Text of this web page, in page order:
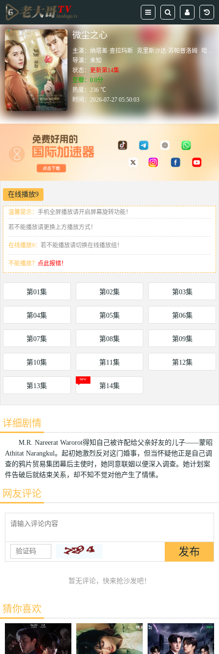
微尘之心
主演：纳塔差·查拉玛斯 克里斯沙达·苏帕普洛姆
哈娜·刘易斯
导演：未知
状态： 更新第14集
豆瓣：0.0分
热度：236 ℃
时间：2026-07-27 05:50:03
在线播放9
温馨提示： 手机全屏播放请开启屏幕旋转功能！
若不能播放请更换上方播放方式！
在线播放9： 若不能播放请切换在线播放组！
不能播放？ 点此报错！
第01集 第02集 第03集
第04集 第05集 第06集
第07集 第08集 第09集
第10集 第11集 第12集
第13集 第14集
详细剧情
M.R. Nareerat Warorot得知自己被许配给父亲好友的儿子——蒙昭
Athitat Narangkul。起初她激烈反对这门婚事，但当怀疑他正是自己调
查的鸦片贸易集团幕后主使时，她同意联姻以便深入调查。她计划案
件告破后就结束关系，却不知不觉对他产生了情愫。
网友评论
暂无评论，快来抢沙发吧！
猜你喜欢